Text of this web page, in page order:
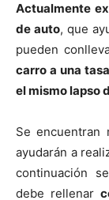
Actualmente
de auto, que
pueden
carro a una
el mismo lapso
Se encuentran
ayudarán a
continuación
debe rellenar